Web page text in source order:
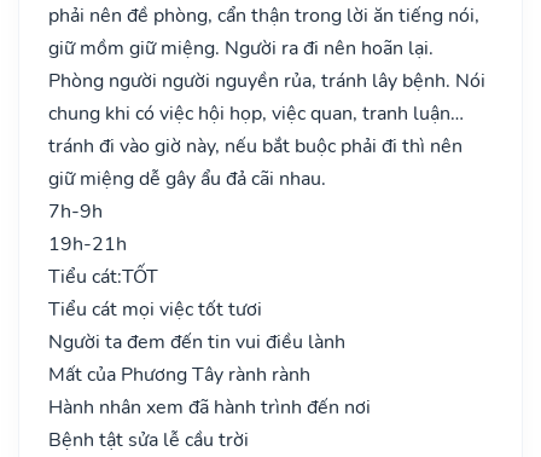
phải nên đề phòng, cẩn thận trong lời ăn tiếng nói,
giữ mồm giữ miệng. Người ra đi nên hoãn lại.
Phòng người người nguyền rủa, tránh lây bệnh. Nói
chung khi có việc hội họp, việc quan, tranh luận…
tránh đi vào giờ này, nếu bắt buộc phải đi thì nên
giữ miệng dễ gây ẩu đả cãi nhau.
7h-9h
19h-21h
Tiểu cát:TỐT
Tiểu cát mọi việc tốt tươi
Người ta đem đến tin vui điều lành
Mất của Phương Tây rành rành
Hành nhân xem đã hành trình đến nơi
Bệnh tật sửa lễ cầu trời